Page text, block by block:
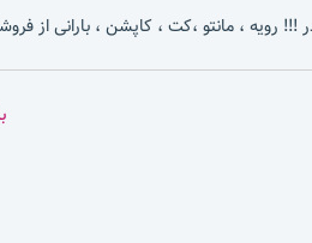
رویه ، مانتو ،کت ، کاپشن ، بارانی از